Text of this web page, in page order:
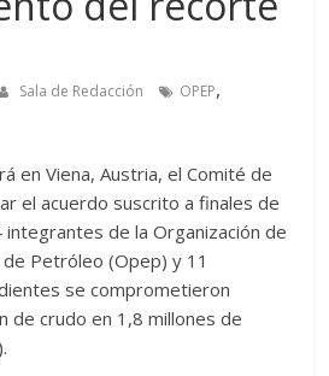
Sala de Redacción OPEP,
en Viena, Austria, el Comité de
el acuerdo suscrito a finales de
de la Organización de
Petróleo (Opep) y 11
se comprometieron
de crudo en 1,8 millones de